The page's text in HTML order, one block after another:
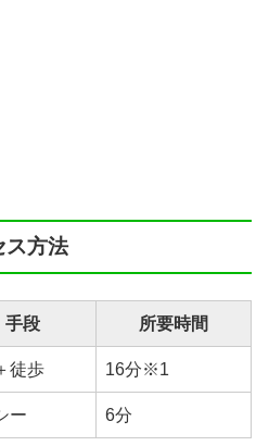
ス方法
手段 所要時間
徒歩 16分※1
ー 6分